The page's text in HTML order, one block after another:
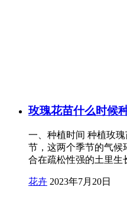
玫瑰花苗什么时候
一、种植时间 种植玫
节，这两个季节的气候
合在疏松性强的土里
花卉 2023年7月20日